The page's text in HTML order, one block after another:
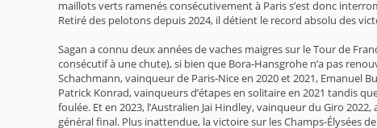
maillots verts ramenés consécutivement à Paris s’est donc
Retiré des pelotons depuis 2024, il détient le record absolu des
Sagan a connu deux années de vaches maigres sur le Tour de
consécutif à une chute), si bien que Bora-Hansgrohe n’a pas
Schachmann, vainqueur de Paris-Nice en 2020 et 2021, Emanuel
Patrick Konrad, vainqueurs d’étapes en solitaire en 2021 tandis
foulée. Et en 2023, l’Australien Jai Hindley, vainqueur du Giro
général final. Plus inattendue, la victoire sur les Champs-Élysées